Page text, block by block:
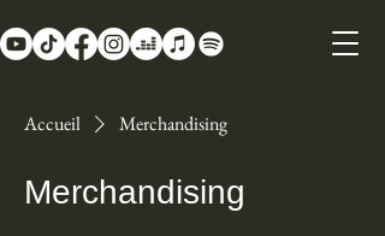
Accueil Merchandising
Merchandising